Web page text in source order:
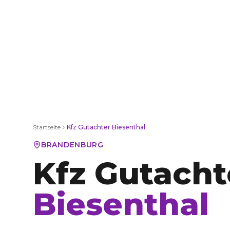
Startseite Kfz Gutachter Biesenthal
BRANDENBURG
Kfz
Biesenthal